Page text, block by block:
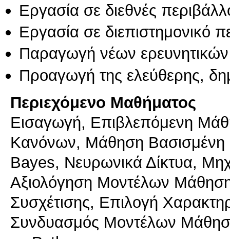
Εργασία σε διεθνές
Εργασία σε διεπιστημονικό
Παραγωγή νέων
Προαγωγή της ελεύθερης,
Περιεχόμενο Μαθήματος
Εισαγωγή, Επιβλεπόμενη
Κανόνων, Μάθηση Βασισμένη
Bayes, Νευρωνικά Δίκτυα,
Αξιολόγηση Μοντέλων
Συσχέτισης, Επιλογή
Συνδυασμός Μοντέλων